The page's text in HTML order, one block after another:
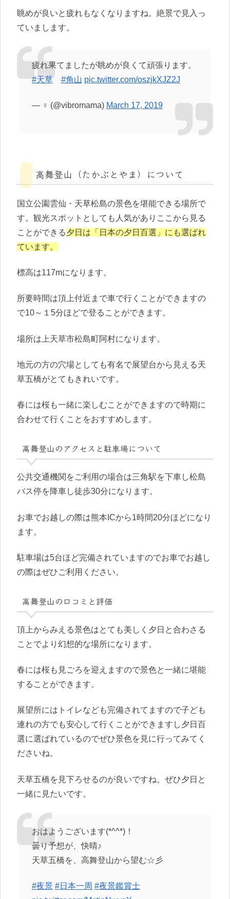
眺めが良いと疲れもなくなりますね。絶景で見入っ
ていまします。
疲れ果てましたが眺めが良くて頑張ります。
#天草
#角山 pic.twitter.com/oszjkXJZ2J
— ‍♀️ (@vibromama) March 17, 2019
高舞登山（たかぶとやま）について
国立公園雲仙・天草松島の景色を堪能できる場所で
す。観光スポットとしても人気がありここから見る
ことができる夕日は「日本の夕日百選」にも選ばれ
ています。
標高は117mになります。
所要時間は頂上付近まで車で行くことができますの
で10～１5分ほどで登ることができます。
場所は上天草市松島町阿村になります。
地元の方の穴場としても有名で展望台から見える天
草五橋がとてもきれいです。
春には桜も一緒に楽しむことができますので時期に
合わせて行くことをおすすめします。
高舞登山のアクセスと駐車場について
公共交通機関をご利用の場合は三角駅を下車し松島
バス停を降車し徒歩30分になります。
お車でお越しの際は熊本ICから1時間20分ほどになり
ます。
駐車場は5台ほど完備されていますのでお車でお越し
の際はぜひご利用ください。
高舞登山の口コミと評価
頂上からみえる景色はとても美しく夕日と合わさる
ことでより幻想的な場所になります。
春には桜も見ごろを迎えますので景色と一緒に堪能
することができます。
展望所にはトイレなども完備されてますので子ども
連れの方でも安心して行くことができますし夕日百
選に選ばれているのでぜひ景色を見に行ってみてく
ださいね。
天草五橋を見下ろせるのが良いですね。ぜひ夕日と
一緒に見たいです。
おはようございます(*^^*)！
曇り予想が、快晴♪
天草五橋を、高舞登山から望む☆彡
#夜景 #日本一周 #夜景鑑賞士